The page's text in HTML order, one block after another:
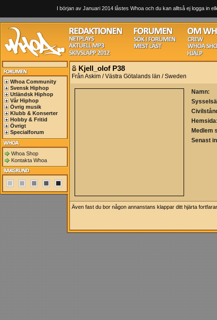
I början av Januari 2014 låstes Whoa och du kan alltså ej logga in
Whoa Community
Svensk Hiphop
Utländsk Hiphop
Vår Hiphop
Övrig musik
Klubb & Konserter
Hobby & Fritid
Övrigt
Specialforum
Whoa Shop
Kontakta Whoa
Kjell_olof P38
Från Askim / Västra Götalands län / Sweden
Namn:
Medlem
Senast
Även fast du bor någon annanstans klappar ditt hjärta